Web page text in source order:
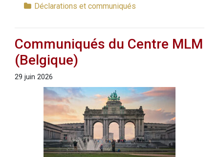
Déclarations et communiqués
Communiqués du Centre MLM
(Belgique)
29 juin 2026